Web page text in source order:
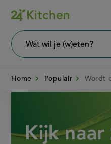
Overslaan
en
naar
wil
Home Populair Wordt